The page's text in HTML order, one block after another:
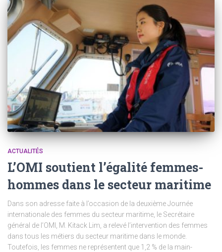
ACTUALITÉS
L’OMI soutient l’égalité femmes-
hommes dans le secteur maritime
Dans son adresse faite à l’occasion de la deuxième Journée
internationale des femmes du secteur maritime, le Secrétaire
général de l’OMI, M. Kitack Lim, a relevé l’intervention des femmes
dans tous les métiers du secteur maritime dans le monde.
Toutefois, les femmes ne représentent que 1,2 % de la main-